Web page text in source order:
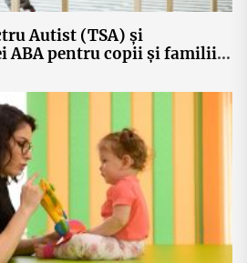
Autist (TSA) și
ABA pentru copii și familiile